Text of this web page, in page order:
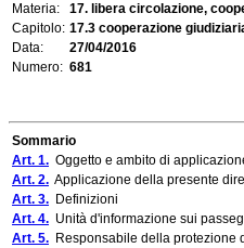
Materia:
17. libera circolazione,
Capitolo: 17.3 cooperazione
Data:
27/04/2016
Numero: 681
Sommario
Art. 1. Oggetto e ambito di
Art. 2. Applicazione della presente
Art. 3. Definizioni
Art. 4. Unità d'informazione sui
Art. 5. Responsabile della protezione